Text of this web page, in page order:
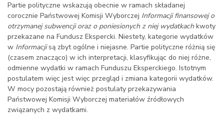
Partie polityczne wskazują obecnie w ramach składanej
corocznie Państwowej Komisji Wyborczej Informacji finansowej o
otrzymanej subwencji oraz o poniesionych z niej wydatkachkwoty
przekazane na Fundusz Ekspercki. Niestety, kategorie wydatków
w Informacjisą zbyt ogólne i niejasne. Partie polityczne różnią się
(czasem znacząco) w ich interpretacji, klasyfikując do niej różne,
odmienne wydatki w ramach Funduszu Eksperckiego. Istotnym
postulatem więc jest więc przegląd i zmiana kategorii wydatków.
W mocy pozostają również postulaty przekazywania
Państwowej Komisji Wyborczej materiałów źródłowych
związanych z wydatkami.